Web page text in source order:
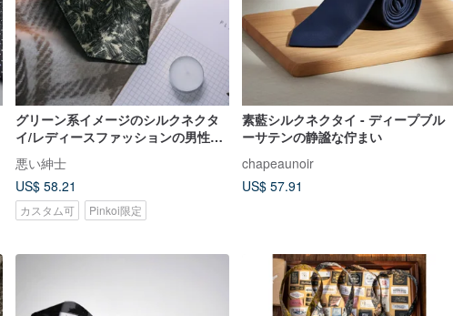
グリーン系イメージのシルクネクタ
イ/レディースファッションの男性紳
士necktie
悪い紳士
US$ 58.21
カスタム可 Pinkoi限定
素藍シルクネクタイ - ディープブル
ーサテンの静謐な佇まい
chapeaunoir
US$ 57.91